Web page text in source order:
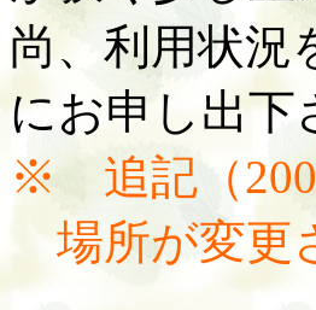
尚、利用状況
にお申し出下
※ 追記（
場所が変更